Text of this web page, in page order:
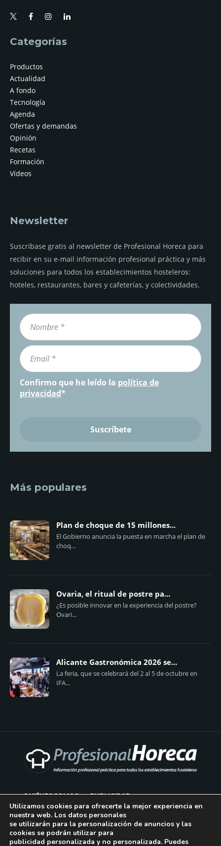
Categorías
Productos
Actualidad
A fondo
Tecnología
Agenda
Ofertas y demandas
Opinión
Recetas
Formación
Vídeos
Newsletter
Suscríbase gratis al newsletter de Profesional Horeca para
recibir en su e-mail información profesional práctica y más
soluciones para todos los establecimientos hosteleros:
hoteles, restaurantes, bares y cafeterías, y colectividades.
Confirmo que he leído la política de
privacidad*
Más populares
Plan de choque de 15 millones...
El Gobierno anuncia la puesta en marcha el plan de
choq...
Ovaria, el ritual de postre pa...
¿Es posible innovar en la experiencia del postre?
Ovari...
Alicante Gastronómica 2026 se...
La feria, que se celebrará del 2 al 5 de octubre en
IFA...
QUIÉNES SOMOS PUBLICIDAD
AVISO LEGAL
POLÍTICA DE COOKIES
Utilizamos cookies para ofrecerte la mejor experiencia en
nuestra web. Los datos personales
se utilizarán para la personalización de anuncios y las
cookies se podrán utilizar para
publicidad personalizada y no personalizada. Puedes